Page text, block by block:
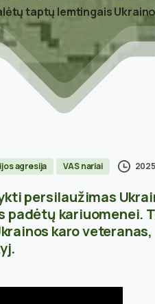
taptų lemtingais
agresija VAS nariai
persilaužimas
padėtų kariuomenei.
karo veteranas,